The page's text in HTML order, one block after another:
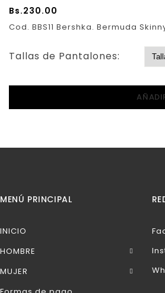
Bs.230.00
Cod. BBS11 Bershka. Bermuda
Tallas de Pantalones:
MENÚ PRINCIPAL
INICIO
HOMBRE
MUJER